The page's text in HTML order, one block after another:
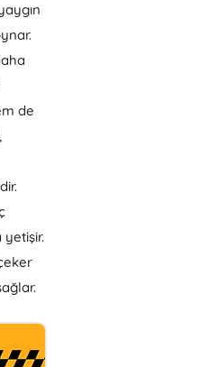
de
yetişir.